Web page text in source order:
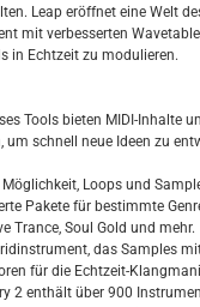
Leap eröffnet eine Welt
mit verbesserten
in Echtzeit zu modulieren.
Tools bieten MIDI-Inhalte
um schnell neue Ideen zu
Loops und
Pakete für bestimmte
Trance, Soul Gold und mehr.
das Samples
für die Echtzeit-
2 enthält über 900